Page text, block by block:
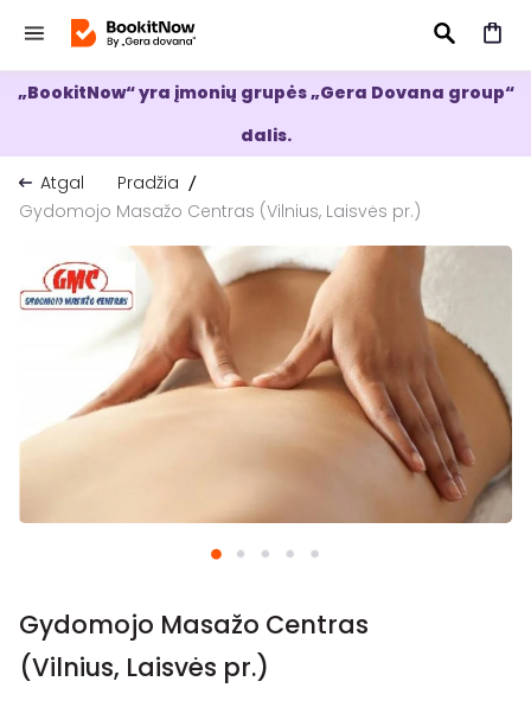
IEŠKOTI
„BookitNow“ yra įmonių grupės „Gera Dovana group“
dalis.
Atgal
Pradžia
Gydomojo Masažo Centras (Vilnius, Laisvės pr.)
Gydomojo Masažo Centras
(Vilnius, Laisvės pr.)